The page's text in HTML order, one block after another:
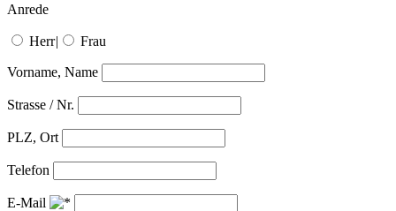
Anrede
Herr| Frau
Vorname, Name
Strasse / Nr.
PLZ, Ort
Telefon
E-Mail